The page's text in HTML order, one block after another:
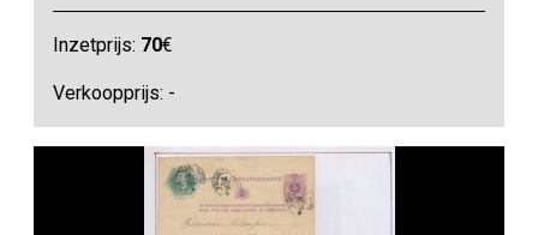
Inzetprijs: 70€
Verkoopprijs: -